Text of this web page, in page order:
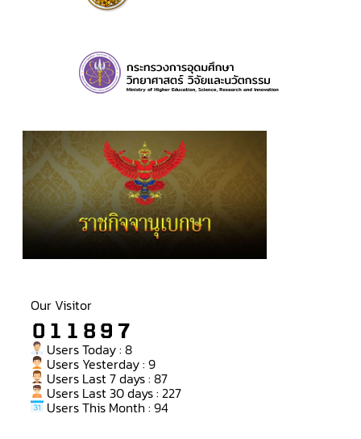
Our Visitor
Users Today : 8
Users Yesterday : 9
Users Last 7 days : 87
Users Last 30 days : 227
Users This Month : 94